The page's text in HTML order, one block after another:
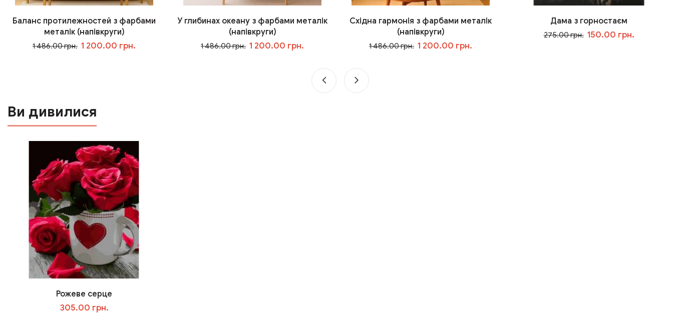
Баланс протилежностей з фарбами
металік (напівкруги)
1 486.00 грн. 1 200.00 грн.
У глибинах океану з фарбами металік
(напівкруги)
1 486.00 грн. 1 200.00 грн.
Східна гармонія з фарбами металік
(напівкруги)
1 486.00 грн. 1 200.00 грн.
Дама з горностаєм
275.00 грн. 150.00 грн.
Ви дивилися
Рожеве серце
305.00 грн.